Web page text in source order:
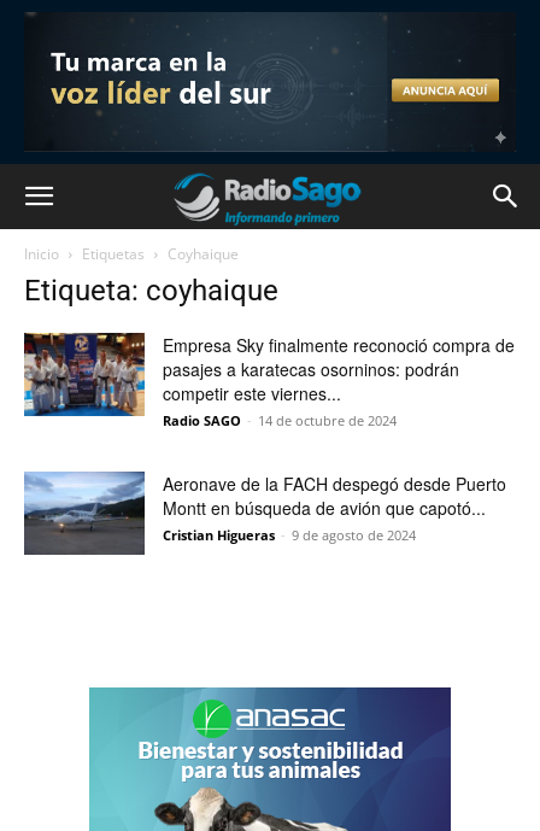
Inicio Etiquetas Coyhaique
Etiqueta: coyhaique
Empresa Sky finalmente reconoció compra de
pasajes a karatecas osorninos: podrán
competir este viernes...
Radio SAGO - 14 de octubre de 2024
Aeronave de la FACH despegó desde Puerto
Montt en búsqueda de avión que capotó...
Cristian Higueras - 9 de agosto de 2024